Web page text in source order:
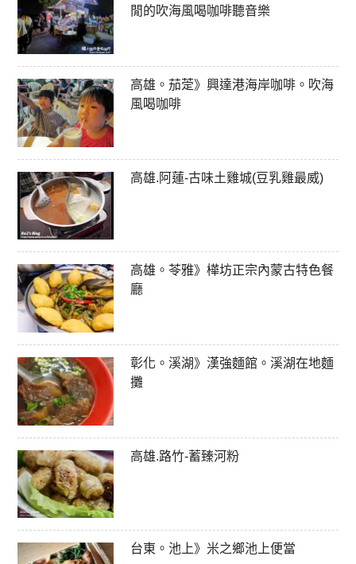
閒的吹海風喝咖啡聽音樂
高雄。茄萣》興達港海岸咖啡。吹海
風喝咖啡
高雄.阿蓮-古味土雞城(豆乳雞最威)
高雄。苓雅》樺坊正宗內蒙古特色餐
廳
彰化。溪湖》漢強麵館。溪湖在地麵
攤
高雄.路竹-蓄臻河粉
台東。池上》米之鄉池上便當